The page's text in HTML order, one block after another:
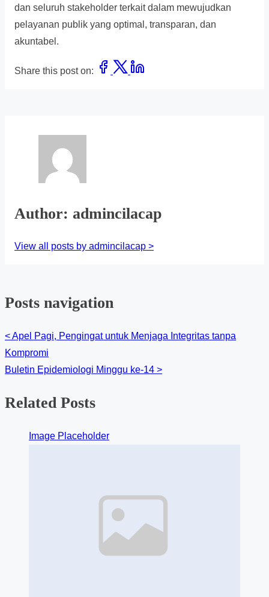
dan seluruh stakeholder terkait dalam mewujudkan
pelayanan publik yang optimal, transparan, dan
akuntabel.
Share this post on:
Author: admincilacap
View all posts by admincilacap >
Posts navigation
<Apel Pagi, Pengingat untuk Menjaga Integritas tanpa
Kompromi
Buletin Epidemiologi Minggu ke-14 >
Related Posts
Image Placeholder